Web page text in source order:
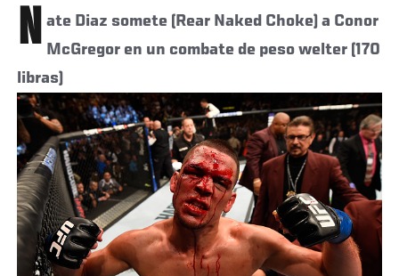
N ate Diaz somete (Rear Naked Choke) a Conor
McGregor en un combate de peso welter (170
libras)